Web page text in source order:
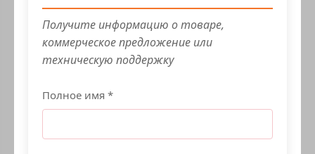
Получите информацию о товаре,
коммерческое предложение или
техническую поддержку
Полное имя *